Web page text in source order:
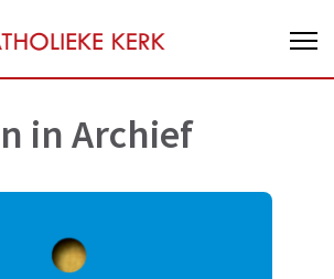
Kerk van Nederland
in Archief